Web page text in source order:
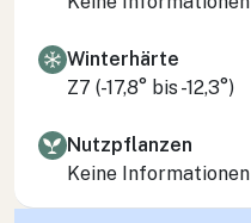
Winterhärte
Z7 (-17,8° bis -12,3°)
Nutzpflanzen
Keine Informationen